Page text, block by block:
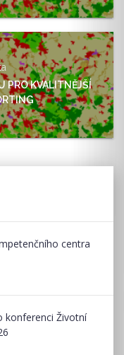
PRO KVALITNĚJŠÍ
centra
konferenci Životní